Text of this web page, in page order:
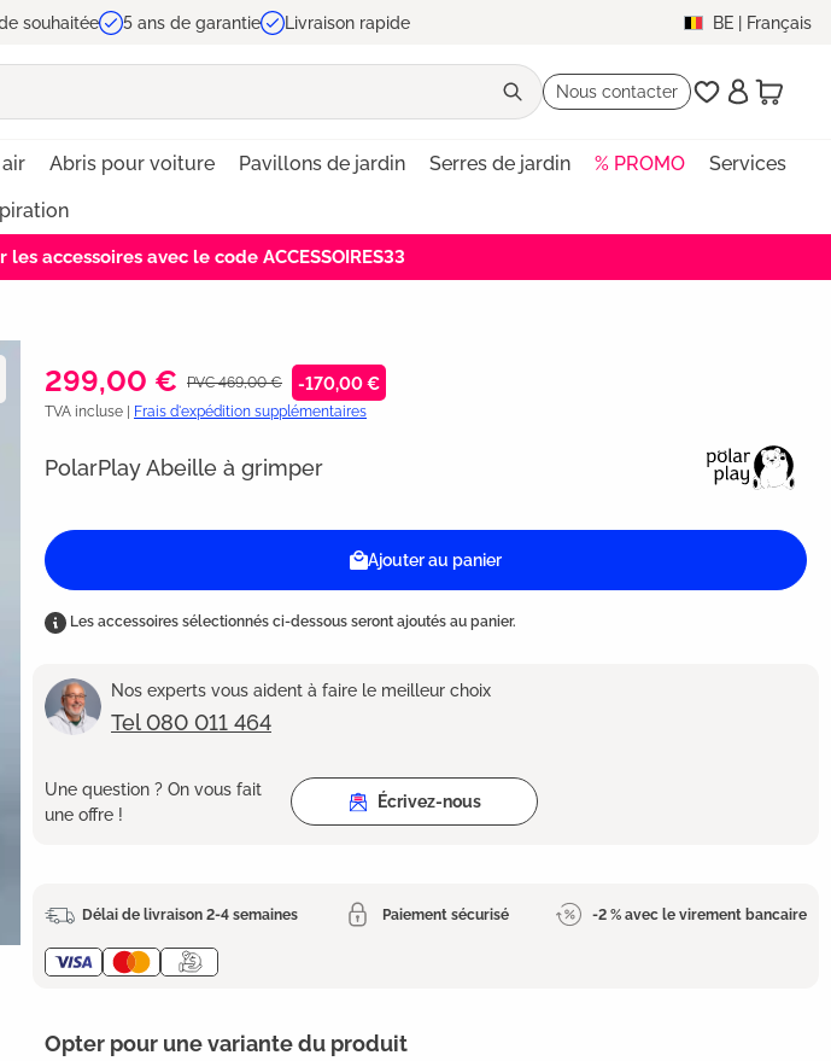
souhaitée 5 ans de garantie Livraison rapide BE | Français
Nous contacter
Abris pour voiture Pavillons de jardin Serres de jardin % PROMO Services
accessoires avec le code ACCESSOIRES33
299,00 € PVC 469,00 € -170,00 €
TVA incluse | Frais d'expédition supplémentaires
PolarPlay Abeille à grimper
Ajouter au panier
Les accessoires sélectionnés ci-dessous seront ajoutés au panier.
Nos experts vous aident à faire le meilleur choix
Tel 080 011 464
Une question ? On vous fait
une offre !
Écrivez-nous
Délai de livraison 2-4 semaines Paiement sécurisé -2 % avec le virement bancaire
Opter pour une variante du produit